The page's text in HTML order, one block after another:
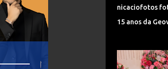
nicaciofotos
15 anos da